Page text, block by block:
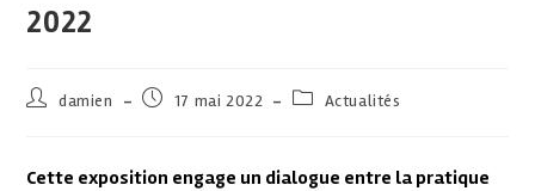
2022
damien 17 mai 2022 Actualités
Cette exposition engage un dialogue entre la pratique